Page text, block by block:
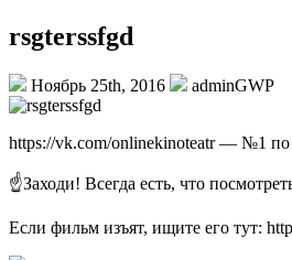
rsgterssfgd
Ноябрь 25th, 2016 adminGWP
https://vk.com/onlinekinoteatr — №1
☝Заходи! Всегда есть, что
Если фильм изъят, ищите его тут: